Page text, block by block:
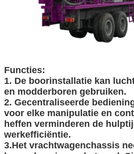
Laat een
We bellen je
Functies:
1. De boorinstallatie kan
en modderboren gebruiken.
2. Gecentraliseerde
voor elke manipulatie en
heffen verminderen de
werkefficiëntie.
3.Het vrachtwagenchassis